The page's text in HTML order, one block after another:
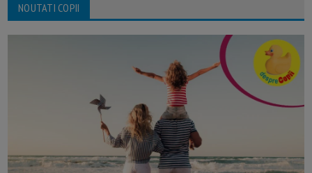
NOUTATI COPII